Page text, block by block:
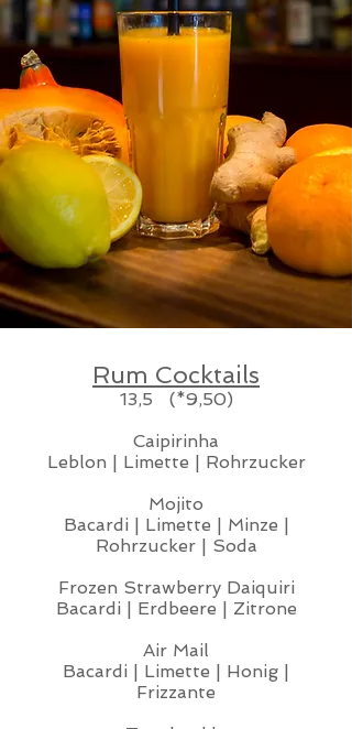
Rum Cocktails
13,5 (*9,50)
Caipirinha
Leblon | Limette | Rohrzucker
Mojito
Bacardi | Limette | Minze |
Rohrzucker | Soda
Frozen Strawberry Daiquiri
Bacardi | Erdbeere | Zitrone
Air Mail
Bacardi | Limette | Honig |
Frizzante